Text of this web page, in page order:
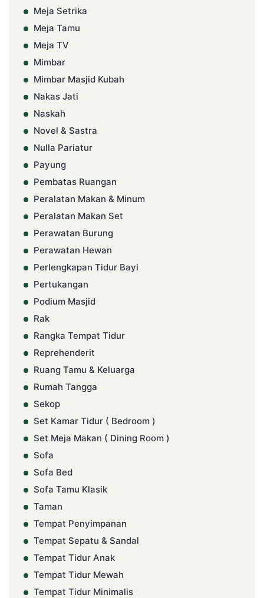
Meja Setrika
Meja Tamu
Meja TV
Mimbar
Mimbar Masjid Kubah
Nakas Jati
Naskah
Novel & Sastra
Nulla Pariatur
Payung
Pembatas Ruangan
Peralatan Makan & Minum
Peralatan Makan Set
Perawatan Burung
Perawatan Hewan
Perlengkapan Tidur Bayi
Pertukangan
Podium Masjid
Rak
Rangka Tempat Tidur
Reprehenderit
Ruang Tamu & Keluarga
Rumah Tangga
Sekop
Set Kamar Tidur ( Bedroom )
Set Meja Makan ( Dining Room )
Sofa
Sofa Bed
Sofa Tamu Klasik
Taman
Tempat Penyimpanan
Tempat Sepatu & Sandal
Tempat Tidur Anak
Tempat Tidur Mewah
Tempat Tidur Minimalis